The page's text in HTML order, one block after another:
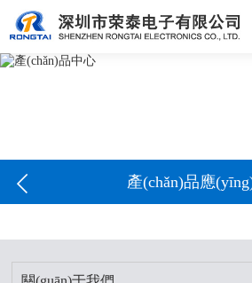
 產(chǎn)品應